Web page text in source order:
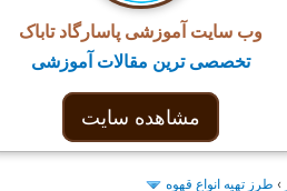
وب سایت آموزشی پاسارگاد تاباک
تخصصی ترین مقالات آموزشی
مشاهده سایت
› طرز تهيه انواع قهوه